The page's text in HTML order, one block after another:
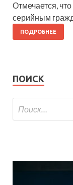
Отмечается,
серийным
ПОДРОБНЕЕ
ПОИСК